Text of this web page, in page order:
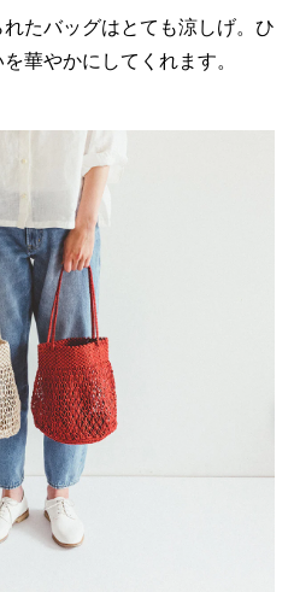
たバッグはとても涼しげ。ひ
華やかにしてくれます。